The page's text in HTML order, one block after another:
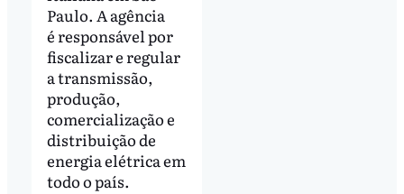
Paulo. A agência
é responsável por
fiscalizar e regular
a transmissão,
produção,
comercialização e
distribuição de
energia elétrica em
todo o país.